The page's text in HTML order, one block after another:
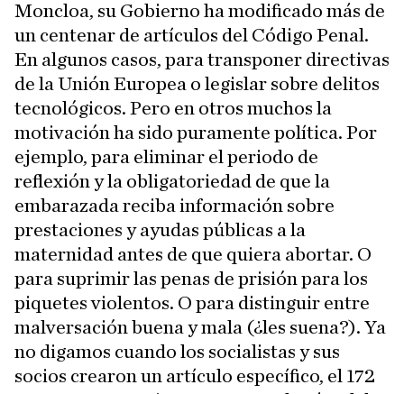
Moncloa, su Gobierno ha modificado más de
un centenar de artículos del Código Penal.
En algunos casos, para transponer directivas
de la Unión Europea o legislar sobre delitos
tecnológicos. Pero en otros muchos la
motivación ha sido puramente política. Por
ejemplo, para eliminar el periodo de
reflexión y la obligatoriedad de que la
embarazada reciba información sobre
prestaciones y ayudas públicas a la
maternidad antes de que quiera abortar. O
para suprimir las penas de prisión para los
piquetes violentos. O para distinguir entre
malversación buena y mala (¿les suena?). Ya
no digamos cuando los socialistas y sus
socios crearon un artículo específico, el 172